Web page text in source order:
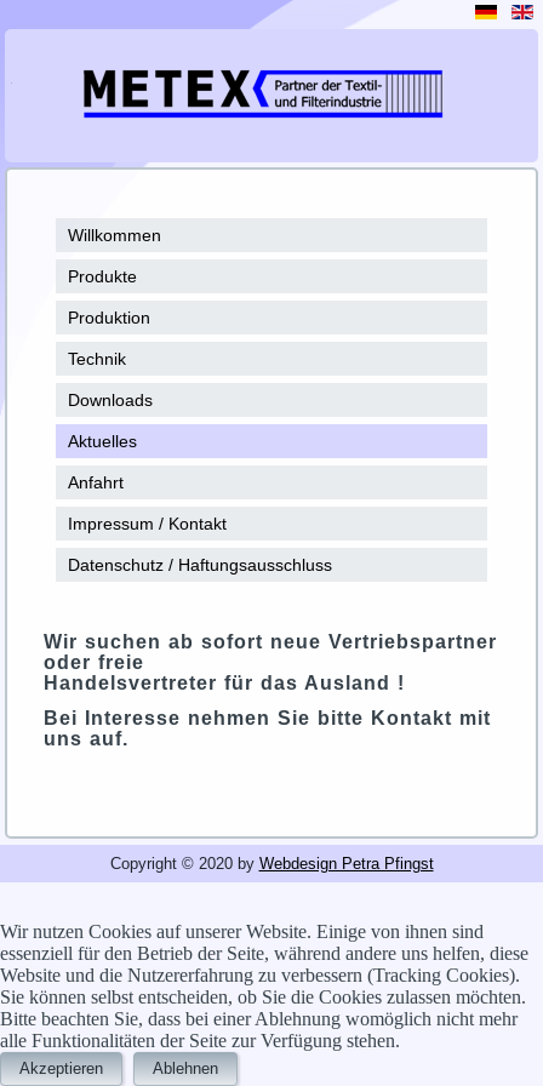
Willkommen
Produkte
Produktion
Technik
Downloads
Aktuelles
Anfahrt
Impressum / Kontakt
Datenschutz / Haftungsausschluss
Wir suchen ab sofort neue Vertriebspartner
oder freie
Handelsvertreter für das Ausland !
Bei Interesse nehmen Sie bitte Kontakt mit
uns auf.
Copyright © 2020 by Webdesign Petra Pfingst
Wir nutzen Cookies auf unserer Website. Einige von ihnen sind
essenziell für den Betrieb der Seite, während andere uns helfen, diese
Website und die Nutzererfahrung zu verbessern (Tracking Cookies).
Sie können selbst entscheiden, ob Sie die Cookies zulassen möchten.
Bitte beachten Sie, dass bei einer Ablehnung womöglich nicht mehr
alle Funktionalitäten der Seite zur Verfügung stehen.
Akzeptieren Ablehnen